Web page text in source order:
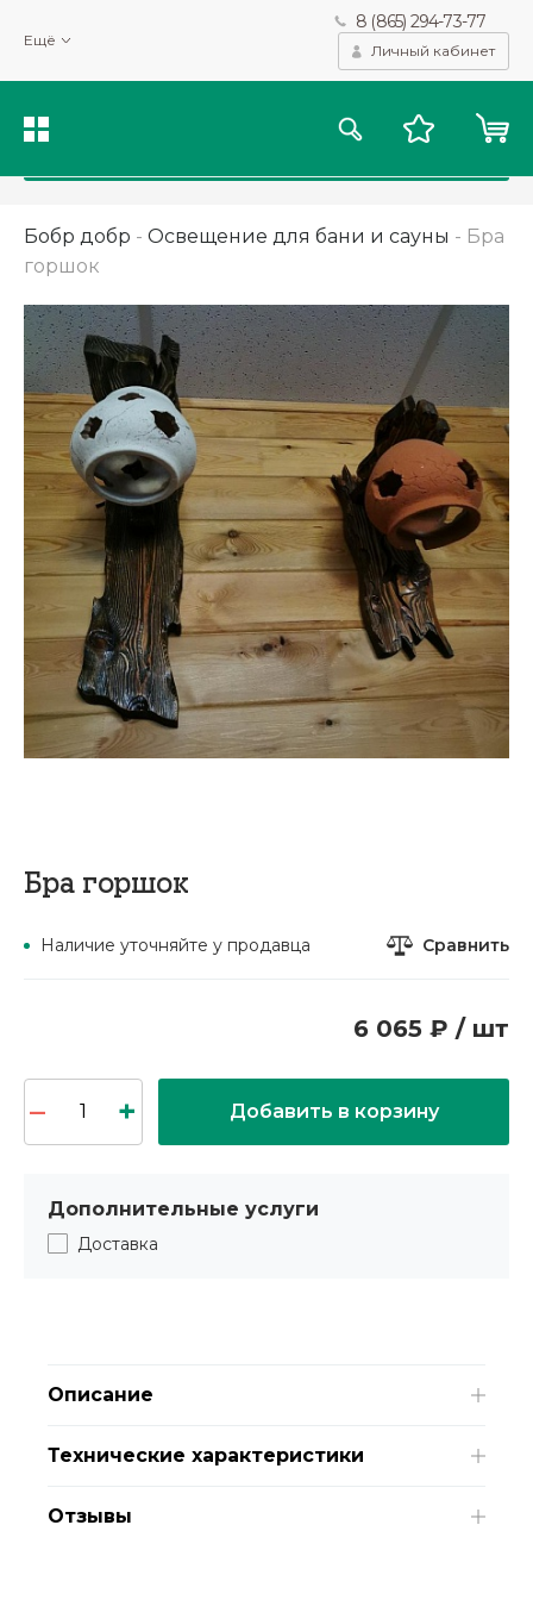
Ещё
8 (865) 294-73-77
Личный кабинет
Бобр добр - Освещение для бани и сауны - Бра
горшок
Бра горшок
Наличие уточняйте у продавца Сравнить
6 065 ₽ / шт
Добавить в корзину
Дополнительные услуги
Доставка
Описание
Технические характеристики
Отзывы
Мы используем файлы cookie и другие подобные технологии
для получения данных с целью сбора статистики, повышения
качества рекомендаций и предоставления вам возможности
персонализированного просмотра.Подробнее